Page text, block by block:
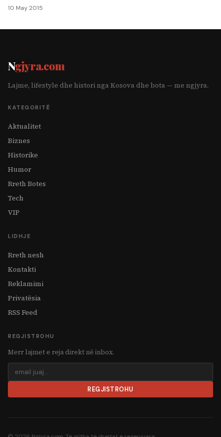
10 May 2015
Ngjyra.com
Lajme, lifestyle dhe histori nga Kosova dhe bota — me ngjyra.
KATEGORITË
Aktualitet
Biznes
Historike
Humor
Rreth Botes
Tech
VIP
LIDHJE
Rreth nesh
Kontakti
Reklamimi
Privatësia
RSS Feed
REGJISTROHU
Merr lajmet e reja direkt në inbox.
REGJISTROHU